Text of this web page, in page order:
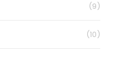
(9)
(10)